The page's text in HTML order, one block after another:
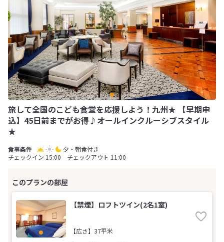
旅して全国のこども食堂を応援しよう！九州★ 【早期申
込】45日前までがお得♪オールインクルーシブスタイル
★
夕・朝食付き
チェックイン 15:00 チェックアウト 11:00
【禁煙】ロフトツイン(2名1室)
【広さ】37平米